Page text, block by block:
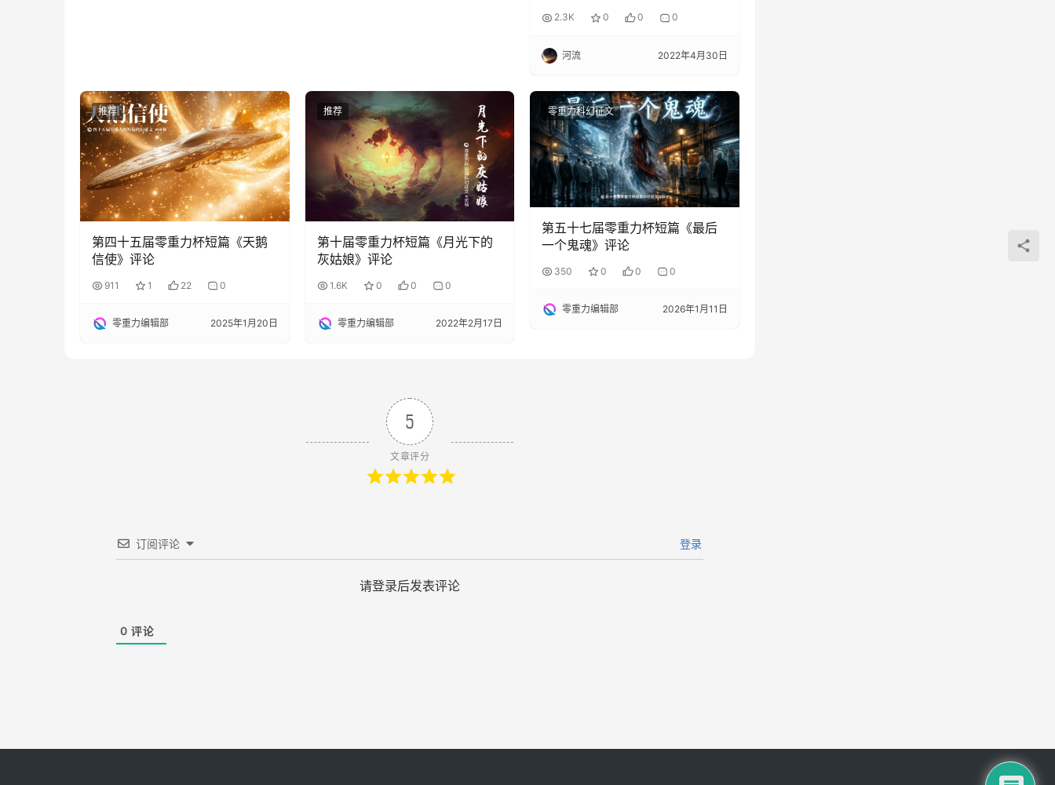
2.3K 0 0 0
河流 2022年4月30日
推荐
第四十五届零重力杯短篇《天鹅
信使》评论
911 1 22 0
零重力编辑部 2025年1月20日
推荐
第十届零重力杯短篇《月光下的
灰姑娘》评论
1.6K 0 0 0
零重力编辑部 2022年2月17日
零重力科幻征文
第五十七届零重力杯短篇《最后
一个鬼魂》评论
350 0 0 0
零重力编辑部 2026年1月11日
5
文章评分
订阅评论 登录
请登录后发表评论
0 评论